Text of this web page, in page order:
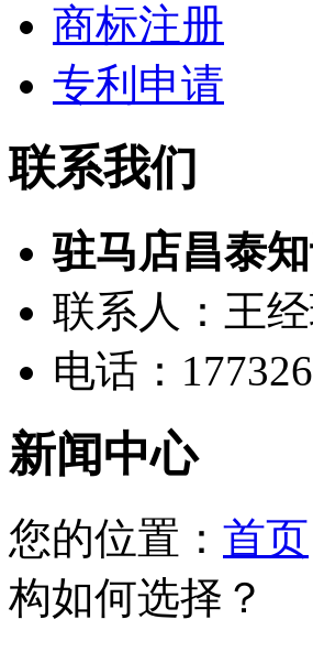
商标注册
专利申请
联系我们
驻马店昌泰
联系人：王
电话：
新闻中心
您的位置： 首页
构如何选择？